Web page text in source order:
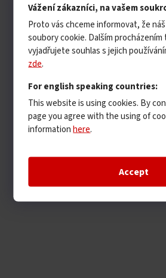
Vážení zákazníci, na vašem
Proto vás chceme informovat, že
soubory cookie. Dalším
vyjadřujete souhlas s jejich
zde.
For english speaking countries:
This website is using cookies. By
page you agree with the using of
informationhere.
Accept